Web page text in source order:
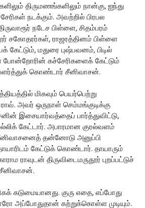
திருமணங்களிலும் நான்கு, ஐந்து
நடக்கும். அவற்றில் பிரபல
நடேச பிள்ளை, சிதம்பரம்
சகோதரர்கள், ராஜரத்தினம் பிள்ளை
கேட்டும், மதுரை புஷ்பவனம், பிடில்
போன்றோரின் கச்சேரிகளைக் கேட்டும்
கொண்டார் சீனிவாசன்.
மிகவும் பெயர்பெற்று
அவர் ஒருநாள் செம்மங்குடிக்கு
இசையார்வத்தைப் பார்த்துவிட்டு,
கேட்டார். அபாரமான குரல்வளம்
தன்னோடு அனுப்பி
கேட்டுக் கொண்டார். தாயாரும்
ராவுடன் திருவிடைமருதூர் புறப்பட்டுச்
கடுமையானது. குரு எதை, எப்போது
அப்போதுதான் கற்றுக்கொள்ள முடியும்.